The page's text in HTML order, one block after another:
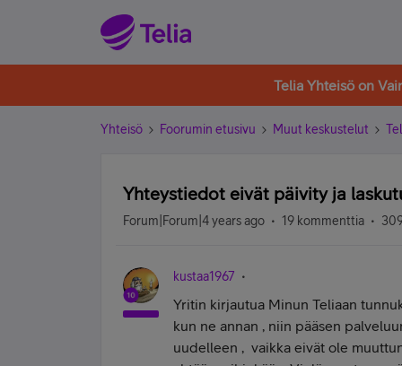
Telia Yhteisö on
Yhteisö Foorumin etusivu Muut keskustelut
Yhteystiedot eivät päivity ja
Forum|Forum|4 years ago 19 kommenttia
kustaa1967
Yritin kirjautua Minun Teliaan
kun ne annan , niin pääsen
uudelleen , vaikka eivät ole